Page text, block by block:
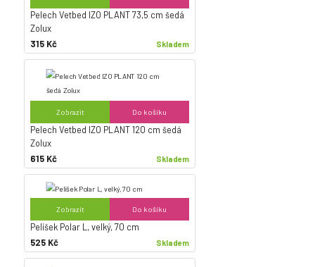
Pelech Vetbed IZO PLANT 73,5 cm šedá
Zolux
315 Kč
Skladem
Zobrazit Do košíku
Pelech Vetbed IZO PLANT 120 cm šedá
Zolux
615 Kč
Skladem
Zobrazit Do košíku
Pelíšek Polar L, velký, 70 cm
525 Kč
Skladem